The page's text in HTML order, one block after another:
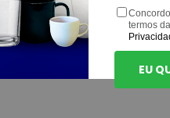
termos
EU